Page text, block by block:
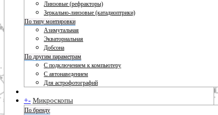
Линзовые (рефракторы)
Зеркально-линзовые (катадиоптрики)
По типу монтировки
Азимутальная
Экваториальная
Добсона
По другим параметрам
С подключением к компьютеру
С автонаведением
Для астрофотографий
+- Микроскопы
По бренду